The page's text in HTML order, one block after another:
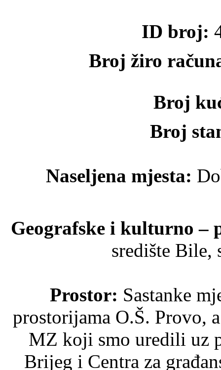
ID broj:
Broj žiro
Broj
Broj
Naseljena mjesta:
Geografske i kulturno –
središte Bile,
Prostor: Sastanke
prostorijama O.Š. Provo,
MZ koji smo uredili uz
Brijeg i Centra za